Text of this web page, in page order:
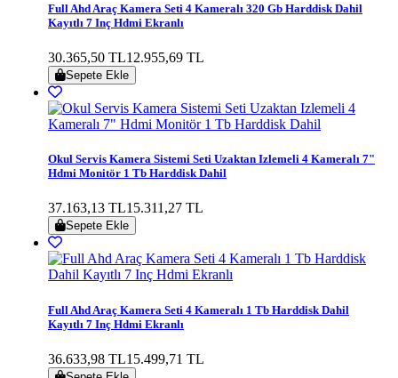
Full Ahd Araç Kamera Seti 4 Kameralı 320 Gb Harddisk Dahil
Kayıtlı 7 Inç Hdmi Ekranlı
30.365,50 TL12.955,69 TL
Sepete Ekle
Okul Servis Kamera Sistemi Seti Uzaktan Izlemeli 4 Kameralı 7"
Hdmi Monitör 1 Tb Harddisk Dahil
37.163,13 TL15.311,27 TL
Sepete Ekle
Full Ahd Araç Kamera Seti 4 Kameralı 1 Tb Harddisk Dahil
Kayıtlı 7 Inç Hdmi Ekranlı
36.633,98 TL15.499,71 TL